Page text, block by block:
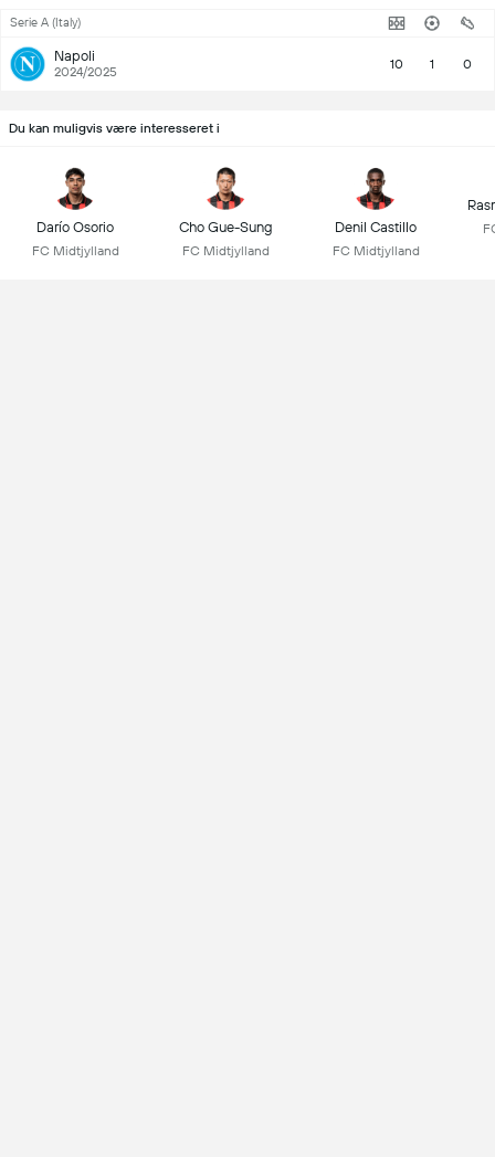
Serie A (Italy)
Napoli
2024/2025 10 1 0
Du kan muligvis være interesseret i
Darío Osorio
FC Midtjylland
Cho Gue-Sung
FC Midtjylland
Denil Castillo
FC Midtjylland